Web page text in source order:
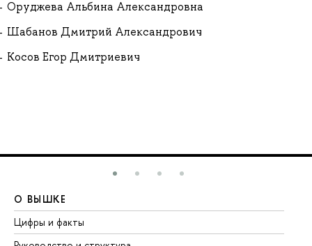
Оруджева Альбина Александровна
Шабанов Дмитрий Александрович
Косов Егор Дмитриевич
О ВЫШКЕ
Цифры и факты